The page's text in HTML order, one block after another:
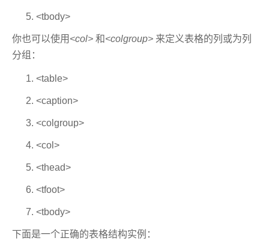
<tbody>
你也可以使用 <col> 和<colgroup> 来定义表格的列或为列
分组：
<table>
<caption>
<colgroup>
<col>
<thead>
<tfoot>
<tbody>
下面是一个正确的表格结构实例：